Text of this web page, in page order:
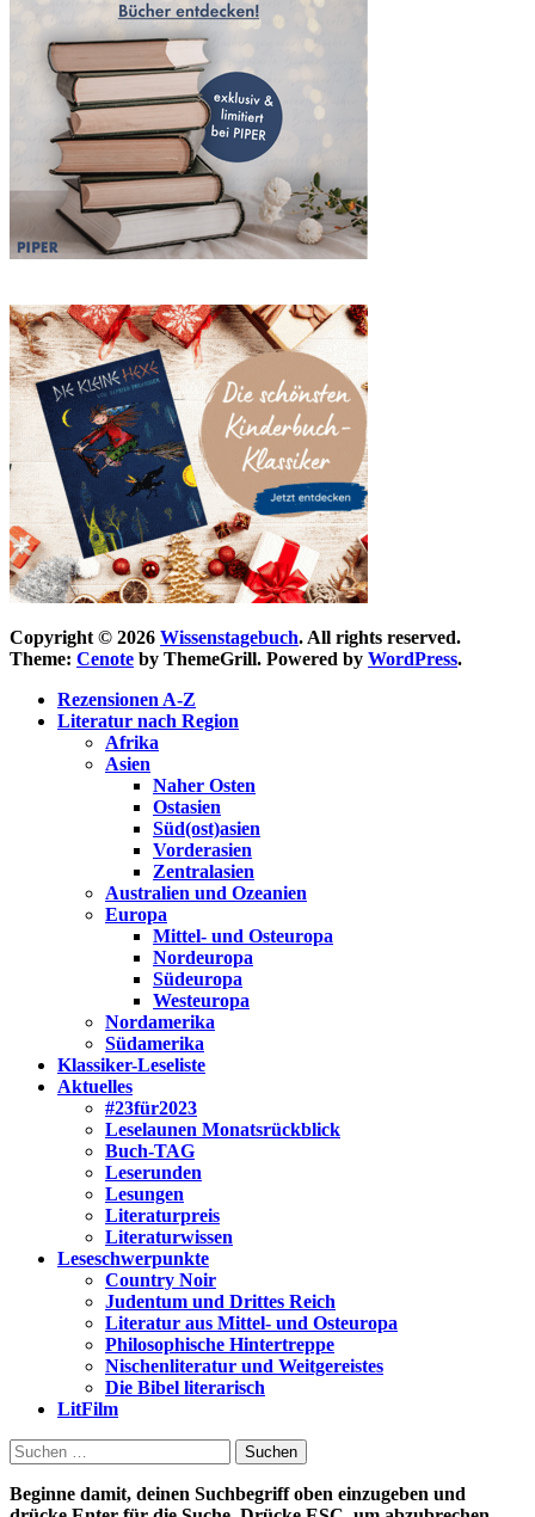
Copyright © 2026 Wissenstagebuch. All rights reserved.
Theme: Cenote by ThemeGrill. Powered by WordPress.
Rezensionen A-Z
Literatur nach Region
Afrika
Asien
Naher Osten
Ostasien
Süd(ost)asien
Vorderasien
Zentralasien
Australien und Ozeanien
Europa
Mittel- und Osteuropa
Nordeuropa
Südeuropa
Westeuropa
Nordamerika
Südamerika
Klassiker-Leseliste
Aktuelles
#23für2023
Leselaunen Monatsrückblick
Buch-TAG
Leserunden
Lesungen
Literaturpreis
Literaturwissen
Leseschwerpunkte
Country Noir
Judentum und Drittes Reich
Literatur aus Mittel- und Osteuropa
Philosophische Hintertreppe
Nischenliteratur und Weitgereistes
Die Bibel literarisch
LitFilm
Suchen
nach:
Beginne damit, deinen Suchbegriff oben einzugeben und